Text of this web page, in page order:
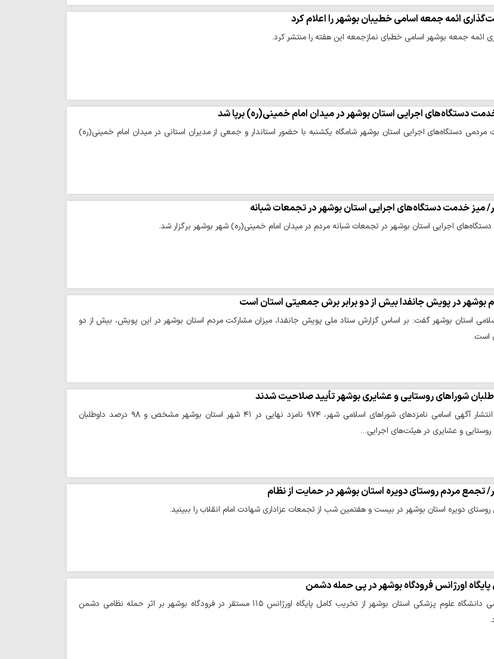
ائمه جمعه اسامی خطیبان بوشهر را اعلام کرد
ائمه جمعه بوشهر اسامی خطبای نمازجمعه این هفته را منتشر کرد.
دستگاه‌های اجرایی استان بوشهر در میدان امام خمینی(ره) برپا شد
مردمی دستگاه‌های اجرایی استان بوشهر شامگاه یکشنبه با حضور استاندار و جمعی از مدیران استانی در میدان امام خمینی(ره)
میز خدمت دستگاه‌های اجرایی استان بوشهر در تجمعات شبانه
اجرایی استان بوشهر در تجمعات شبانه مردم در میدان امام خمینی(ره) شهر بوشهر برگزار شد.
بوشهر در پویش جانفدا بیش از دو برابر برش جمعیتی استان است
استان بوشهر گفت: بر اساس گزارش ستاد ملی پویش جانفدا، میزان مشارکت مردم استان بوشهر در این پویش، بیش از دو
است.
حوزه/ جهانیان گفت: با انتشار آگهی اسامی نامزدهای شوراهای اسلامی شهر، ۹۷۴ نامزد نهایی در ۴۱ شهر استان بوشهر مشخص و ۹۸ درصد داوطلبان
روستایی و عشایری در هیئت‌های اجرایی…
تجمع مردم روستای دویره استان بوشهر در حمایت از نظام
دویره استان بوشهر در بیست و هفتمین شب از تجمعات عزاداری شهادت امام انقلاب را ببینید.
اورژانس فرودگاه بوشهر در پی حمله دشمن
حوزه/ رییس روابط عمومی دانشگاه علوم پزشکی استان بوشهر از تخریب کامل پایگاه اورژانس ۱۱۵ مستقر در فرودگاه بوشهر بر اثر حمله نظامی دشمن